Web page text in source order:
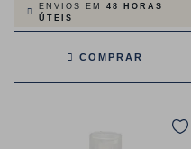
ENVIOS EM 48 HORAS
ÚTEIS
COMPRAR